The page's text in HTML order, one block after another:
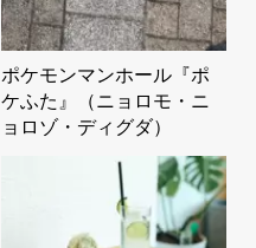
ポケモンマンホール『ポ
ケふた』（ニョロモ・ニ
ョロゾ・ディグダ）